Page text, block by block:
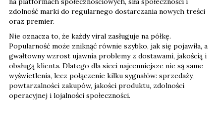
zdolność marki do regularnego dostarczania nowych treści
oraz premier.
Nie oznacza to, że każdy viral zasługuje na półkę.
Popularność może zniknąć równie szybko, jak się pojawiła, a
gwałtowny wzrost ujawnia problemy z dostawami, jakością i
obsługą klienta. Dlatego dla sieci najcenniejsze nie są same
wyświetlenia, lecz połączenie kilku sygnałów: sprzedaży,
powtarzalności zakupów, jakości produktu, zdolności
operacyjnej i lojalności społeczności.